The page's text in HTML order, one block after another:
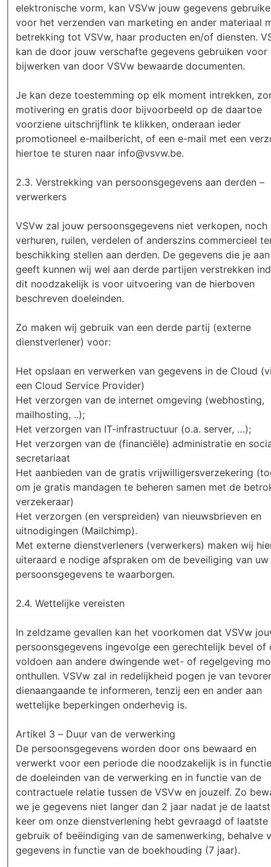
elektronische vorm, kan VSVw jouw gegevens
voor het verzenden van marketing en ander materiaal
betrekking tot VSVw, haar producten en/of diensten.
kan de door jouw verschafte gegevens gebruiken voor
bijwerken van door VSVw bewaarde documenten.
Je kan deze toestemming op elk moment intrekken,
motivering en gratis door bijvoorbeeld op de daartoe
voorziene uitschrijflink te klikken, onderaan ieder
promotioneel e-mailbericht, of een e-mail met een
hiertoe te sturen naar info@vsvw.be.
2.3. Verstrekking van persoonsgegevens aan derden –
verwerkers
VSVw zal jouw persoonsgegevens niet verkopen, noch
verhuren, ruilen, verdelen of anderszins commercieel
beschikking stellen aan derden. De gegevens die je
geeft kunnen wij wel aan derde partijen verstrekken
dit noodzakelijk is voor uitvoering van de hierboven
beschreven doeleinden.
Zo maken wij gebruik van een derde partij (externe
dienstverlener) voor:
Het opslaan en verwerken van gegevens in de Cloud
een Cloud Service Provider)
Het verzorgen van de internet omgeving (webhosting,
mailhosting, ..);
Het verzorgen van IT-infrastructuur (o.a. server, …);
Het verzorgen van de (financiële) administratie en
secretariaat
Het aanbieden van de gratis vrijwilligersverzekering
om je gratis mandagen te beheren samen met de
verzekeraar)
Het verzorgen (en verspreiden) van nieuwsbrieven en
uitnodigingen (Mailchimp).
Met externe dienstverleners (verwerkers) maken wij
uiteraard e nodige afspraken om de beveiliging van uw
persoonsgegevens te waarborgen.
2.4. Wettelijke vereisten
In zeldzame gevallen kan het voorkomen dat VSVw
persoonsgegevens ingevolge een gerechtelijk bevel of
voldoen aan andere dwingende wet- of regelgeving
onthullen. VSVw zal in redelijkheid pogen je van
dienaangaande te informeren, tenzij een en ander aan
wettelijke beperkingen onderhevig is.
Artikel 3 – Duur van de verwerking
De persoonsgegevens worden door ons bewaard en
verwerkt voor een periode die noodzakelijk is in
de doeleinden van de verwerking en in functie van de
contractuele relatie tussen de VSVw en jouzelf. Zo
we je gegevens niet langer dan 2 jaar nadat je de
keer om onze dienstverlening hebt gevraagd of laatste
gebruik of beëindiging van de samenwerking, behalve
gegevens in functie van de boekhouding (7 jaar).